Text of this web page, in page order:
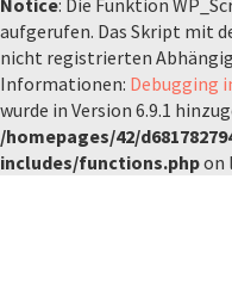
Notice: Die Funktion
aufgerufen. Das Skript mit
nicht registrierten
Informationen: Debugging
wurde in Version 6.9.1
/homepages/42/
includes/functions.phpon